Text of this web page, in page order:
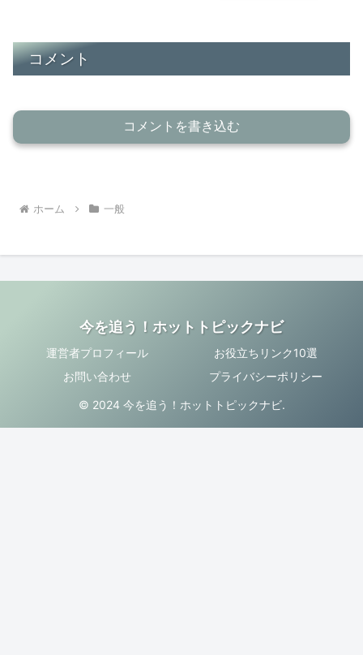
コメント
コメントを書き込む
ホーム 一般
今を追う！ホットトピックナビ
運営者プロフィール
お役立ちリンク10選
お問い合わせ
プライバシーポリシー
© 2024 今を追う！ホットトピックナビ.